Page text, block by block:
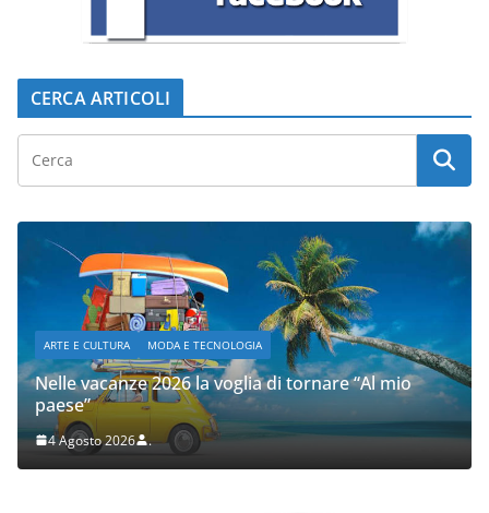
CERCA ARTICOLI
ARTE E CULTURA MODA E TECNOLOGIA
Nelle vacanze 2026 la voglia di tornare “Al mio
paese”
4 Agosto 2026 .